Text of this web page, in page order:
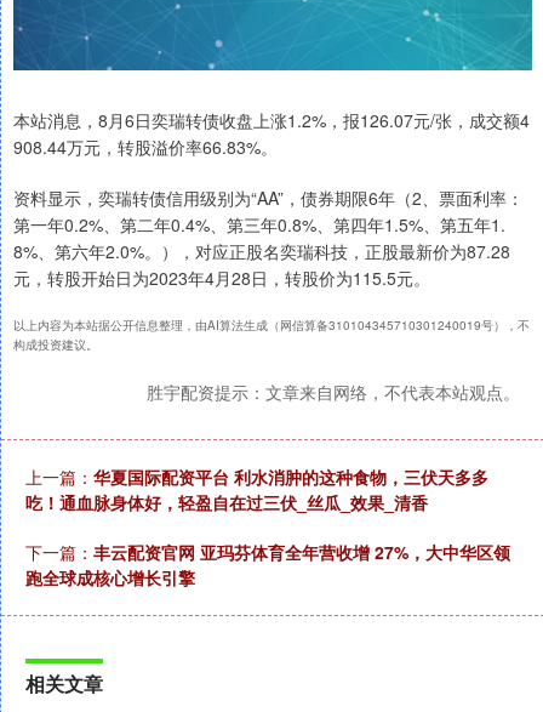
本站消息，8月6日奕瑞转债收盘上涨1.2%，报126.07元/张，成交额4
908.44万元，转股溢价率66.83%。
资料显示，奕瑞转债信用级别为“AA”，债券期限6年（2、票面利率：
第一年0.2%、第二年0.4%、第三年0.8%、第四年1.5%、第五年1.
8%、第六年2.0%。），对应正股名奕瑞科技，正股最新价为87.28
元，转股开始日为2023年4月28日，转股价为115.5元。
以上内容为本站据公开信息整理，由AI算法生成（网信算备310104345710301240019号），不
构成投资建议。
胜宇配资提示：文章来自网络，不代表本站观点。
上一篇： 华夏国际配资平台 利水消肿的这种食物，三伏天多多
吃！通血脉身体好，轻盈自在过三伏_丝瓜_效果_清香
下一篇： 丰云配资官网 亚玛芬体育全年营收增 27%，大中华区领
跑全球成核心增长引擎
相关文章